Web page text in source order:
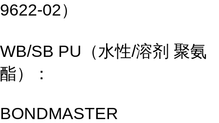
9622-02）
WB/SB PU（水性/溶剂 聚氨
酯）：
BONDMASTER